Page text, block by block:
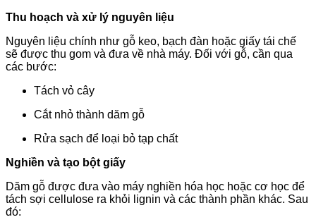
Thu hoạch và xử lý nguyên liệu
Nguyên liệu chính như gỗ keo, bạch đàn hoặc giấy tái chế
sẽ được thu gom và đưa về nhà máy. Đối với gỗ, cần qua
các bước:
Tách vỏ cây
Cắt nhỏ thành dăm gỗ
Rửa sạch để loại bỏ tạp chất
Nghiền và tạo bột giấy
Dăm gỗ được đưa vào máy nghiền hóa học hoặc cơ học để
tách sợi cellulose ra khỏi lignin và các thành phần khác. Sau
đó: